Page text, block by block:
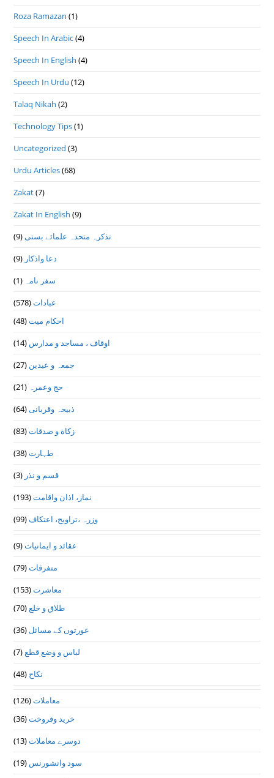
Roza Ramazan (1)
Speech In Arabic(4)
Speech In English (4)
Speech In Urdu (12)
Talaq Nikah (2)
Technology Tips(1)
Uncategorized (3)
Urdu Articles(68)
Zakat(7)
Zakat In English (9)
تذكرہ متحدہ علمائے بستى(9)
دعا واذكار (9)
سفر نامہ (1)
عبادات(578)
احکام میت(48)
اوقاف ، مساجد و مدارس (14)
جمعہ و عیدین (27)
حج وعمرہ (21)
ذبیحہ وقربانی(64)
زکاة و صدقات(83)
طہارت(38)
قسم و نذر (3)
نماز، اذان واقامت(193)
وزرہ ،تراويح، اعتكاف(99)
عقائد و ایمانیات(9)
متفرقات(79)
معاشرت(153)
طلاق و خلع(70)
عورتوں کے مسائل (36)
لباس و وضع قطع(7)
نکاح (48)
معاملات(126)
خرید وفروخت(36)
دوسرے معاملات(13)
سود وانشورنس (19)